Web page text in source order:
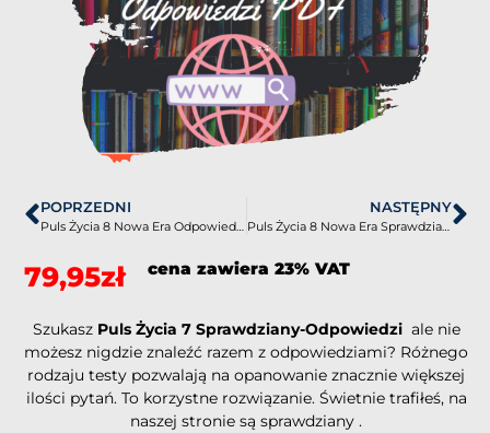
POPRZEDNI
Puls Życia 8 Nowa Era Odpowiedzi do ćwiczeń PDF
NASTĘPNY
Puls Życia 8 Nowa Era Sprawdziany-Odpowiedzi PDF
79,95zł cena zawiera 23% VAT
SzukaszPuls Życia 7 Sprawdziany-Odpowiedzi ale nie
możesz nigdzie znaleźć razem z odpowiedziami? Różnego
rodzaju testy pozwalają na opanowanie znacznie większej
ilości pytań. To korzystne rozwiązanie. Świetnie trafiłeś, na
naszej stronie są sprawdziany .